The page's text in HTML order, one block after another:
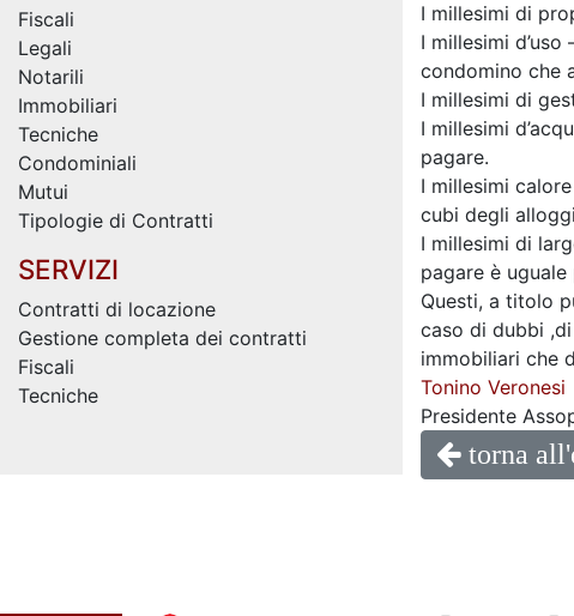
Fiscali
Legali
Notarili
Immobiliari
Tecniche
Condominiali
Mutui
Tipologie di Contratti
SERVIZI
Contratti di locazione
Gestione completa dei contratti
Fiscali
Tecniche
I millesimi di
I millesimi
condomino che
I millesimi di
I millesimi
pagare.
I millesimi
cubi degli
I millesimi di
pagare è
Questi, a titolo
caso di dubbi
immobiliari che
Tonino Veronesi
Presidente
torna